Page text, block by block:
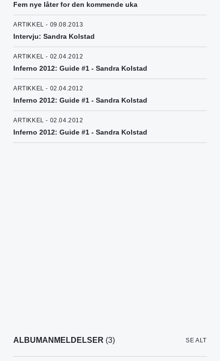
Fem nye låter for den kommende uka
ARTIKKEL - 09.08.2013
Intervju: Sandra Kolstad
ARTIKKEL - 02.04.2012
Inferno 2012: Guide #1 - Sandra Kolstad
ARTIKKEL - 02.04.2012
Inferno 2012: Guide #1 - Sandra Kolstad
ARTIKKEL - 02.04.2012
Inferno 2012: Guide #1 - Sandra Kolstad
ALBUMANMELDELSER (3) SE ALT